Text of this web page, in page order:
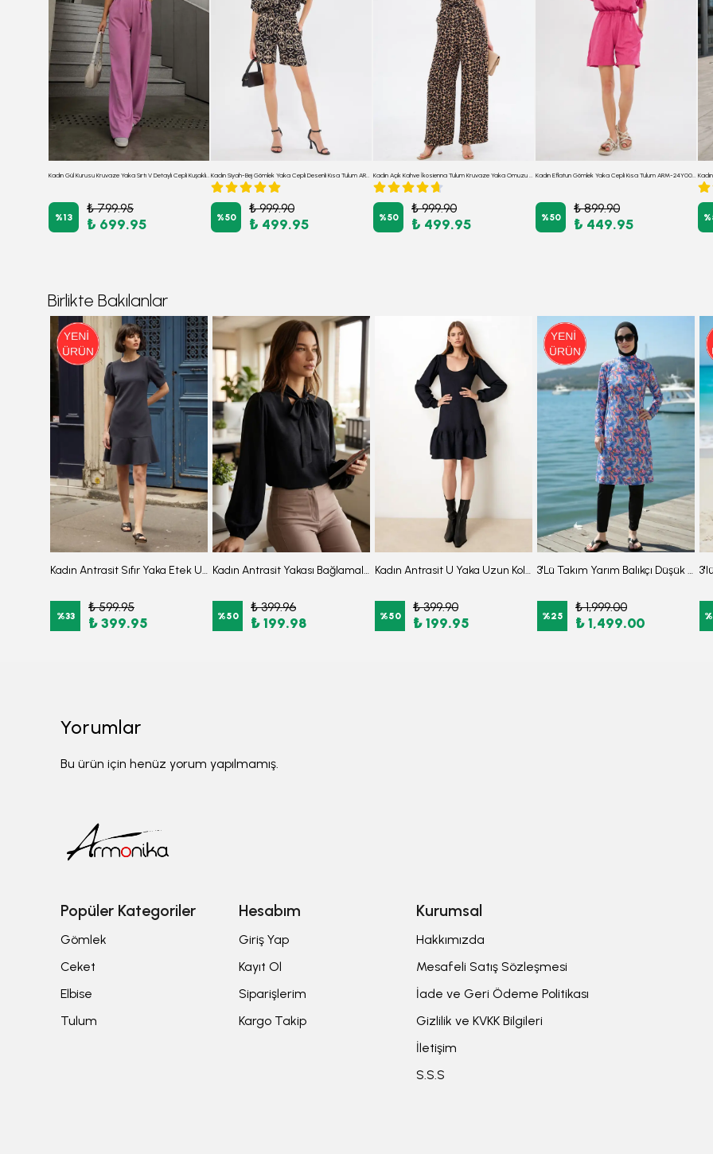
%13
₺ 799.95
₺ 699.95 %50
₺ 999.90
₺ 499.95 %50
₺ 999.90
₺ 499.95 %50
₺ 899.90
₺ 449.95 %
Birlikte Bakılanlar
Kadın Antrasit Sıfır Yaka Etek Ucu Volanlı Kısa Kol Fermuarlı Elbise ARM-26Y001057
%33
₺ 599.95
₺ 399.95
Kadın Antrasit Yakası Bağlamalı Kolu Lastikli Bluz ARM-25K001096
%50
₺ 399.96
₺ 199.98
Kadın Antrasit U Yaka Uzun Kollu Etek Ucu Fırfırlı Likralı Elbise ARM-26K001012
%50
₺ 399.90
₺ 199.95
3'Lü Takım Yarım Balıkçı Düşük Omuz Yarasakol Likralı Kumaş Burkini Tesettür Mayo D48
%25
₺ 1,999.00
₺ 1,499.00 %
Yorumlar
Bu ürün için henüz yorum yapılmamış.
Popüler Kategoriler
Gömlek
Ceket
Elbise
Tulum
Hesabım
Giriş Yap
Kayıt Ol
Siparişlerim
Kargo Takip
Kurumsal
Hakkımızda
Mesafeli Satış Sözleşmesi
İade ve Geri Ödeme Politikası
Gizlilik ve KVKK Bilgileri
İletişim
S.S.S